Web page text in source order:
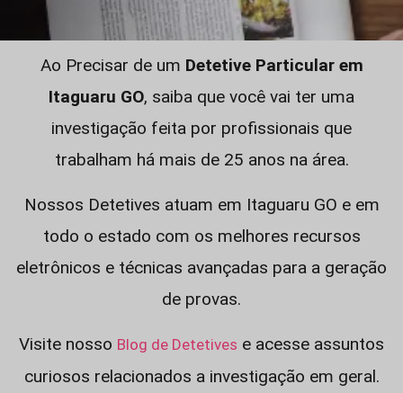
Ao Precisar de um Detetive Particular em
Itaguaru GO, saiba que você vai ter uma
investigação feita por profissionais que
trabalham há mais de 25 anos na área.
Nossos Detetives atuam em Itaguaru GO e em
todo o estado com os melhores recursos
eletrônicos e técnicas avançadas para a geração
de provas.
Visite nosso Blog de Detetives e acesse assuntos
curiosos relacionados a investigação em geral.